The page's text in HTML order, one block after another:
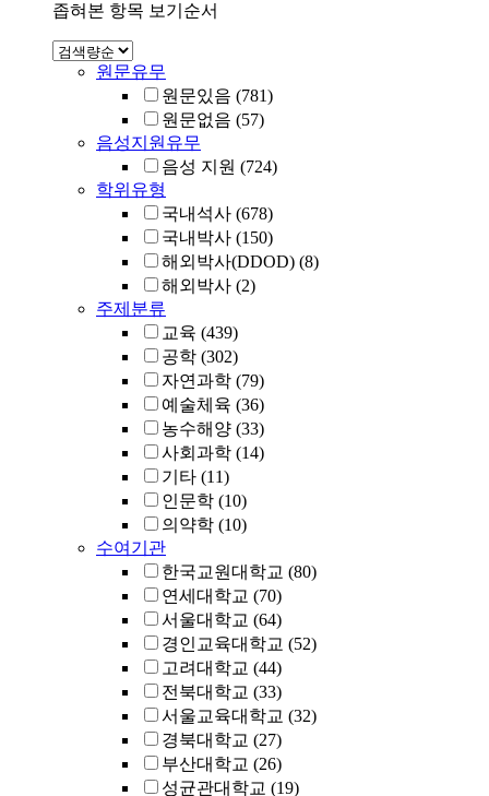
좁혀본 항목 보기순서
원문유무
원문있음 (781)
원문없음 (57)
음성지원유무
음성 지원 (724)
학위유형
국내석사 (678)
국내박사 (150)
해외박사(DDOD) (8)
해외박사 (2)
주제분류
교육 (439)
공학 (302)
자연과학 (79)
예술체육 (36)
농수해양 (33)
사회과학 (14)
기타 (11)
인문학 (10)
의약학 (10)
수여기관
한국교원대학교 (80)
연세대학교 (70)
서울대학교 (64)
경인교육대학교 (52)
고려대학교 (44)
전북대학교 (33)
서울교육대학교 (32)
경북대학교 (27)
부산대학교 (26)
성균관대학교 (19)